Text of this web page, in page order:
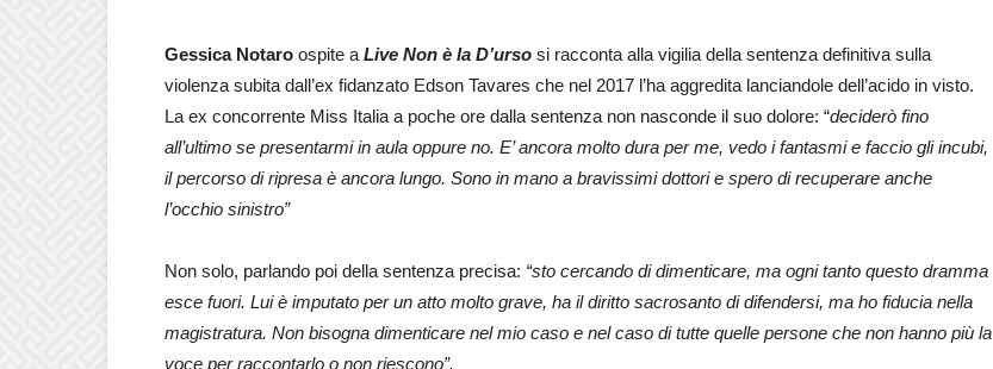
Gessica Notaro ospite a Live Non è la D’urso si racconta alla vigilia della sentenza definitiva sulla
violenza subita dall’ex fidanzato Edson Tavares che nel 2017 l’ha aggredita lanciandole dell’acido in visto.
La ex concorrente Miss Italia a poche ore dalla sentenza non nasconde il suo dolore: “deciderò fino
all’ultimo se presentarmi in aula oppure no. E’ ancora molto dura per me, vedo i fantasmi e faccio gli incubi,
il percorso di ripresa è ancora lungo. Sono in mano a bravissimi dottori e spero di recuperare anche
l’occhio sinistro”
Non solo, parlando poi della sentenza precisa: “sto cercando di dimenticare, ma ogni tanto questo dramma
esce fuori. Lui è imputato per un atto molto grave, ha il diritto sacrosanto di difendersi, ma ho fiducia nella
magistratura. Non bisogna dimenticare nel mio caso e nel caso di tutte quelle persone che non hanno più la
voce per raccontarlo o non riescono”.